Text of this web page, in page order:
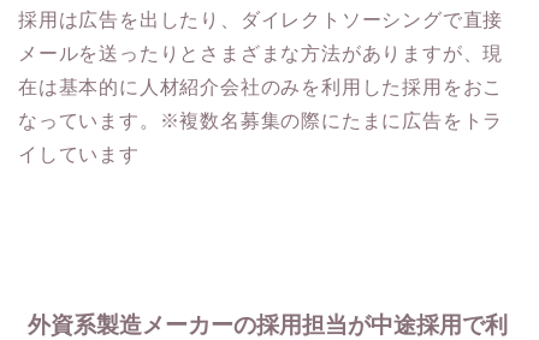
採用は広告を出したり、ダイレクトソーシングで直接
メールを送ったりとさまざまな方法がありますが、現
在は基本的に人材紹介会社のみを利用した採用をおこ
なっています。※複数名募集の際にたまに広告をトラ
イしています
外資系製造メーカーの採用担当が中途採用で利